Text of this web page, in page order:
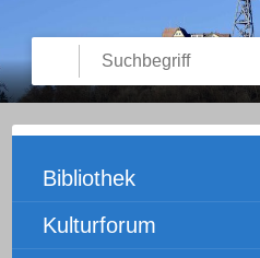
Suchbegriff
Suche starten
Unternavigation
Bibliothek
Kulturforum